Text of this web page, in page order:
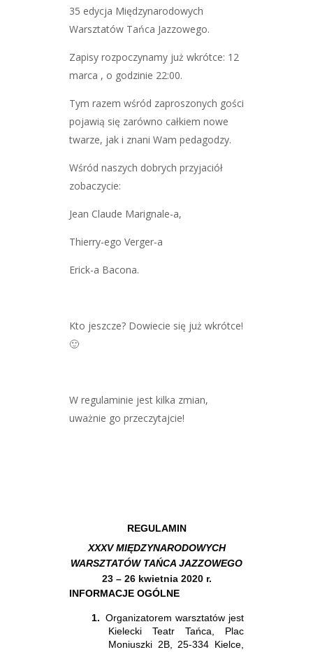
35 edycja Międzynarodowych
Warsztatów Tańca Jazzowego.
Zapisy rozpoczynamy już wkrótce: 12
marca , o godzinie 22:00.
Tym razem wśród zaproszonych gości
pojawią się zarówno całkiem nowe
twarze, jak i znani Wam pedagodzy.
Wśród naszych dobrych przyjaciół
zobaczycie:
Jean Claude Marignale-a,
Thierry-ego Verger-a
Erick-a Bacona.
Kto jeszcze? Dowiecie się już wkrótce!
🙂
W regulaminie jest kilka zmian,
uważnie go przeczytajcie!
REGULAMIN
XXXV MIĘDZYNARODOWYCH
WARSZTATÓW TAŃCA JAZZOWEGO
23 – 26 kwietnia 2020 r.
INFORMACJE OGÓLNE
1. Organizatorem warsztatów jest
Kielecki Teatr Tańca, Plac
Moniuszki 2B, 25-334 Kielce,